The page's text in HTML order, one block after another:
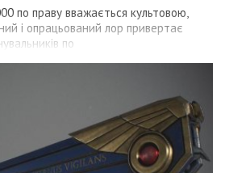
по праву вважається культовою,
і опрацьований лор привертає
по